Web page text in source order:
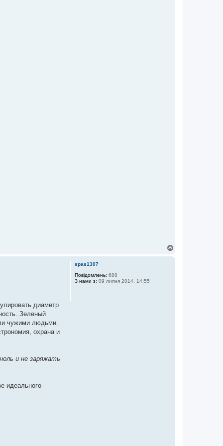
spas1307
Повідомлень: 688
З нами з: 09 липня 2014, 14:55
диаметр
Зеленый
чужими людьми.
охрана и
и не заряжать
идеального